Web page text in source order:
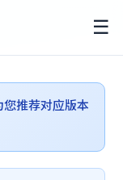
☰
推荐对应版本